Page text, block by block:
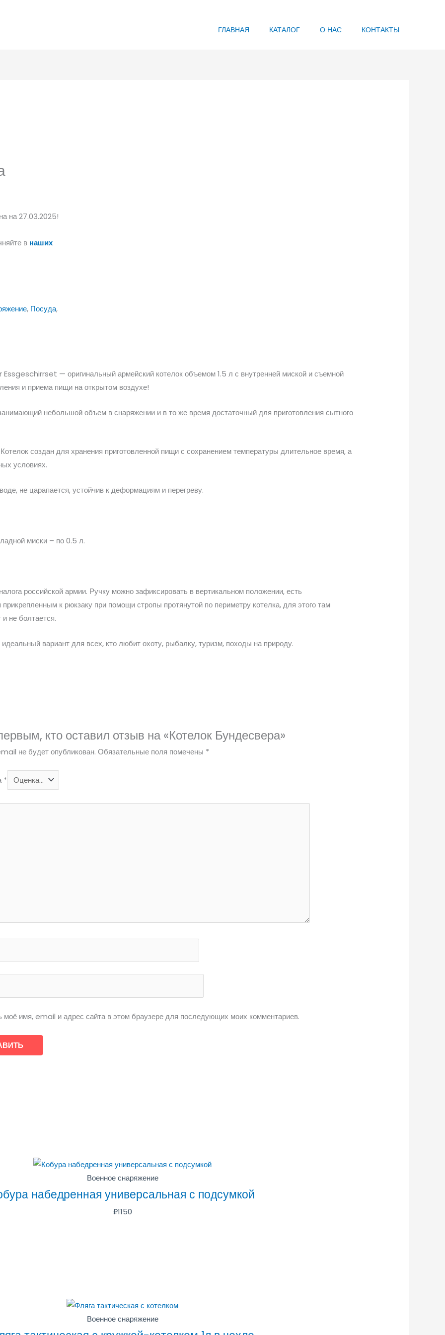
ГЛАВНАЯ КАТАЛОГ О НАС КОНТАКТЫ
на 27.03.2025!
в наших
, Посуда,
— оригинальный армейский котелок объемом 1.5 л с внутренней миской и съемной
и приема пищи на открытом воздухе!
небольшой объем в снаряжении и в то же время достаточный для приготовления сытного
создан для хранения приготовленной пищи с сохранением температуры длительное время, а
условиях.
не царапается, устойчив к деформациям и перегреву.
миски – по 0.5 л.
российской армии. Ручку можно зафиксировать в вертикальном положении, есть
к рюкзаку при помощи стропы протянутой по периметру котелка, для этого там
не болтается.
вариант для всех, кто любит охоту, рыбалку, туризм, походы на природу.
кто оставил отзыв на «Котелок Бундесвера»
не будет опубликован. Обязательные поля помечены *
*
моё имя, email и адрес сайта в этом браузере для последующих моих комментариев.
Военное снаряжение
набедренная универсальная с подсумкой
₽1150
Военное снаряжение